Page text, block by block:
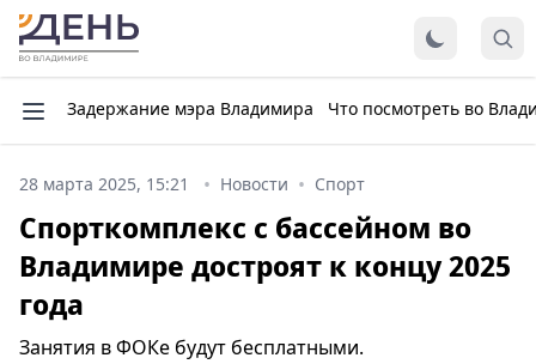
Задержание мэра Владимира Что посмотреть во
28 марта 2025, 15:21 Новости Спорт
Спорткомплекс с бассейном во
Владимире достроят к концу 2025
года
Занятия в ФОКе будут бесплатными.